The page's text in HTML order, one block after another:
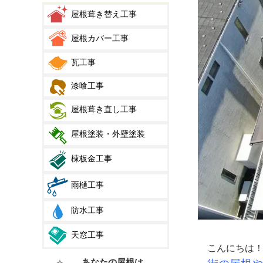
屋根葺き替え工事
屋根カバー工事
瓦工事
漆喰工事
屋根葺き直し工事
屋根塗装・外壁塗装
棟板金工事
雨樋工事
防水工事
天窓工事
こんにちは